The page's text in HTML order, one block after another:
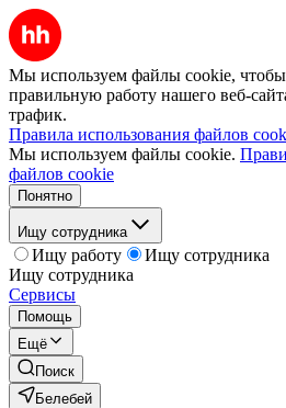
Мы используем файлы cookie, чтобы
правильную работу нашего веб-
трафик.
Правила использования файлов
Мы используем файлы cookie.
файлов cookie
Понятно
Ищу сотрудника
Ищу работу
Ищу сотрудника
Ищу сотрудника
Сервисы
Помощь
Ещё
Поиск
Белебей